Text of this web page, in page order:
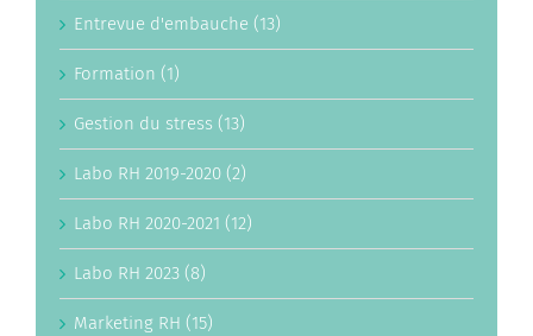
Entrevue d'embauche (13)
Formation (1)
Gestion du stress (13)
Labo RH 2019-2020 (2)
Labo RH 2020-2021 (12)
Labo RH 2023 (8)
Marketing RH (15)